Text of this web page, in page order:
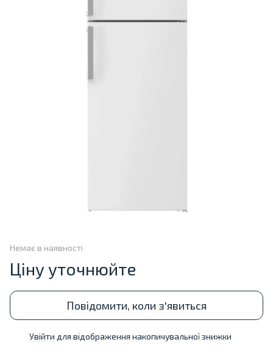
Немає в наявності
Ціну уточнюйте
Повідомити, коли з'явиться
Увійти для відображення накопичувальної знижки